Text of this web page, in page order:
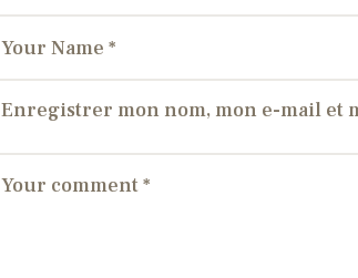
Enregistrer mon nom, mon e-mail et